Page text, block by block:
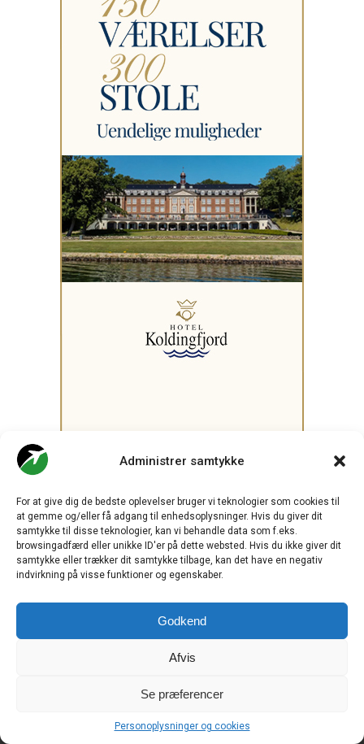
Administrer samtykke
For at give dig de bedste oplevelser bruger vi teknologier som cookies til
at gemme og/eller få adgang til enhedsoplysninger. Hvis du giver dit
samtykke til disse teknologier, kan vi behandle data som f.eks.
browsingadfærd eller unikke ID'er på dette websted. Hvis du ikke giver dit
samtykke eller trækker dit samtykke tilbage, kan det have en negativ
indvirkning på visse funktioner og egenskaber.
Godkend
Afvis
Se præferencer
Personoplysninger og cookies
CHECK-IN.DKer Skandinaviens førende digitale branchemedie
om luftfart og drives afTravelmedia Nordic ApS.
Ansvarshavende redaktør:
Ole Kirchert Christensen
Christian Granhøj Skouboe
Mathias Majlund Laursen
Vi tager ansvar for indholdet og er tilmeldt